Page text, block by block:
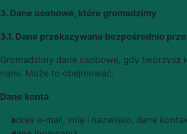
3. Dane osobowe, które gromadzimy
3.1. Dane przekazywane bezpośrednio
Gromadzimy dane osobowe, gdy tworzysz
nami. Może to obejmować:
Dane konta
adres e-mail, imię i nazwisko, dane